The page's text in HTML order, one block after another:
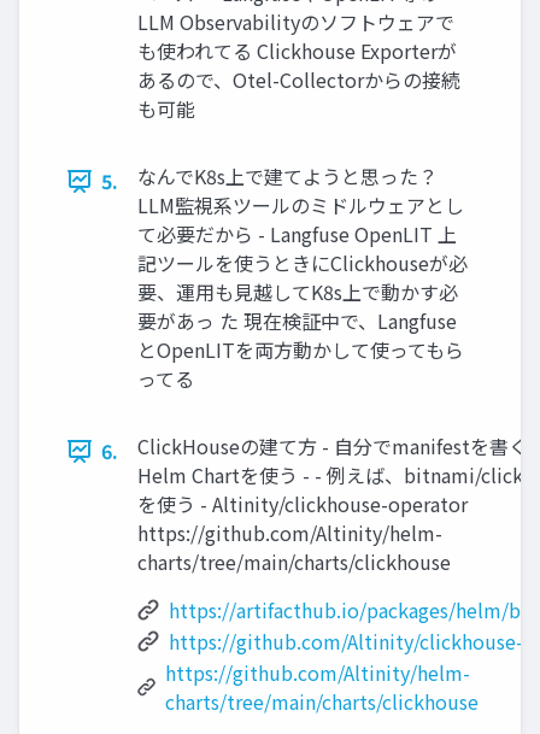
LLM Observabilityのソフトウェアで
も使われてる Clickhouse Exporterが
あるので、Otel-Collectorからの接続
も可能
5.
なんでK8s上で建てようと思った？
LLM監視系ツールのミドルウェアとし
て必要だから - Langfuse OpenLIT 上
記ツールを使うときにClickhouseが必
要、運用も見越してK8s上で動かす必
要があっ た 現在検証中で、Langfuse
とOpenLITを両方動かして使ってもら
ってる
6.
ClickHouseの建て方 - 自分でmanifestを書く
Helm Chartを使う - - 例えば、bitnami/
を使う - Altinity/clickhouse-operator
https://github.com/Altinity/helm-
charts/tree/main/charts/clickhouse
https://artifacthub.io/packages/helm/
https://github.com/Altinity/clickhouse-
https://github.com/Altinity/helm-
charts/tree/main/charts/clickhouse